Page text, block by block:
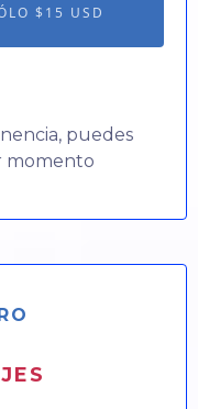
$15 USD
puedes
momento